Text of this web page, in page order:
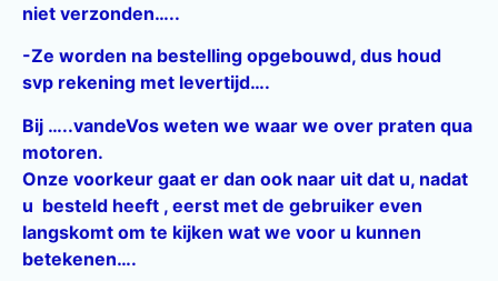
niet verzonden…..
-Ze worden na bestelling opgebouwd, dus houd
svp rekening met levertijd….
Bij …..vandeVos weten we waar we over praten qua
motoren.
Onze voorkeur gaat er dan ook naar uit dat u, nadat
u besteld heeft , eerst met de gebruiker even
langskomt om te kijken wat we voor u kunnen
betekenen….